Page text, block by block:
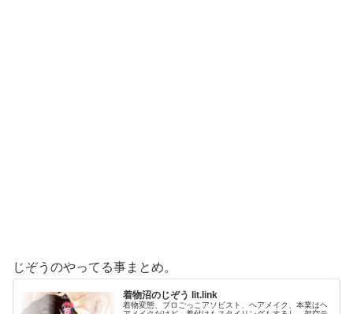
じぞうのやってる事まとめ。
着物沼のじぞう lit.link
着物変態、プロごっこアソビスト、ヘアメイク、本業はヘ